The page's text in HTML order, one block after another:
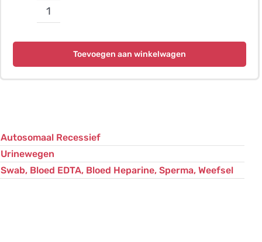
Xanthinurie,
–
Toevoegen aan winkelwagen
Autosomaal Recessief
Urinewegen
Swab, Bloed EDTA, Bloed Heparine, Sperma, Weefsel